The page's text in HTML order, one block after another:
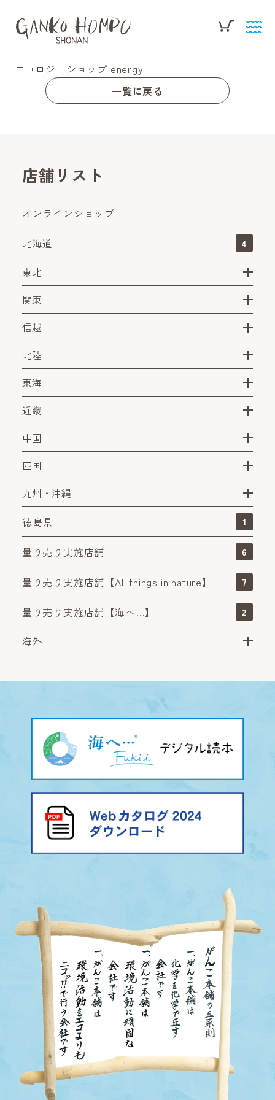
エコロジーショップ energy
一覧に戻る
店舗リスト
オンラインショップ
北海道 4
東北
関東
信越
北陸
東海
近畿
中国
四国
九州・沖縄
徳島県
1
量り売り実施店舗 6
量り売り実施店舗【All things in nature】 7
量り売り実施店舗【海へ…】 2
海外